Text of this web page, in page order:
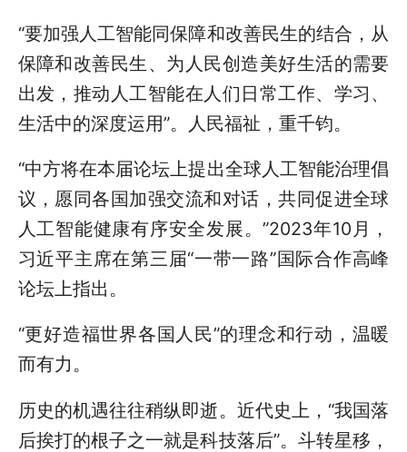
“要加强人工智能同保障和改善民生的结合，从
保障和改善民生、为人民创造美好生活的需要
出发，推动人工智能在人们日常工作、学习、
生活中的深度运用”。人民福祉，重千钧。
“中方将在本届论坛上提出全球人工智能治理倡
议，愿同各国加强交流和对话，共同促进全球
人工智能健康有序安全发展。”2023年10月，
习近平主席在第三届“一带一路”国际合作高峰
论坛上指出。
“更好造福世界各国人民”的理念和行动，温暖
而有力。
历史的机遇往往稍纵即逝。近代史上，“我国落
后挨打的根子之一就是科技落后”。斗转星移，